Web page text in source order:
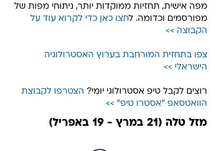
מפה אישית, תחזיות ממוקדות יותר, ניתוחי מפות של
מפורסמים וכדומה. לחצו כאן כדי לקרוא עוד על
הקבוצה >>
צפו בתחזית המורחבת בערוץ האסטרולוגיה
הישראלי >>
רוצים לקבל טיפ אסטרולוגי יומי? הצטרפו לקבוצת
הוואטסאפ "אסטרו טיפ" >>
מזל טלה (21 במרץ - 19 באפריל)